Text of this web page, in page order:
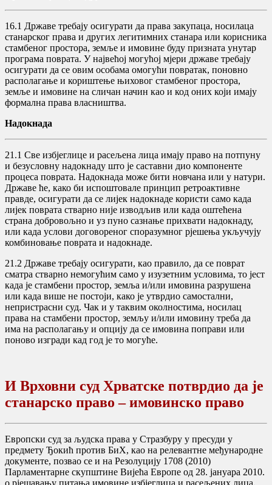
16.1 Државе требају осигурати да права закупаца, носилаца
станарског права и других легитимних станара или корисника
стамбеног простора, земље и имовине буду призната унутар
програма поврата. У највећој могућој мјери државе требају
осигурати да се овим особама омогући повратак, поновно
располагање и кориштење њиховог стамбеног простора,
земље и имовине на сличан начин као и код оних који имају
формална права власништва.
Надокнада
21.1 Све избјеглице и расељена лица имају право на потпуну
и безусловну надокнаду што је саставни дио компоненте
процеса поврата. Надокнада може бити новчана или у натури.
Државе ће, како би испоштовале принцип ретроактивне
правде, осигурати да се лијек надокнаде користи само када
лијек поврата стварно није изводљив или када оштећена
страна добровољно и уз пуно сазнање прихвати надокнаду,
или када услови договореног споразумног рјешења укључују
комбиновање поврата и надокнаде.
21.2 Државе требају осигурати, као правило, да се поврат
сматра стварно немогућим само у изузетним условима, то јест
када је стамбени простор, земља и/или имовина разрушена
или када више не постоји, како је утврдио самостални,
непристрасни суд. Чак и у таквим околностима, носилац
права на стамбени простор, земљу и/или имовину треба да
има на располагању и опцију да се имовина поправи или
поново изгради кад год је то могуће.
И Врховни суд Хрватске потврдио да је
станарско право – имовинско право
Европски суд за људска права у Стразбуру у пресуди у
предмету Ђокић против БиХ, као на релевантне међународне
документе, позвао се и на Резолуцију 1708 (2010)
Парламентарне скупштине Вијећа Европе од 28. јануара 2010.